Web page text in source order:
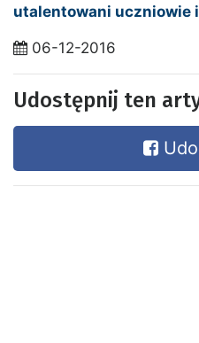
utalentowani uczniowie
06-12-2016
Udostępnij ten